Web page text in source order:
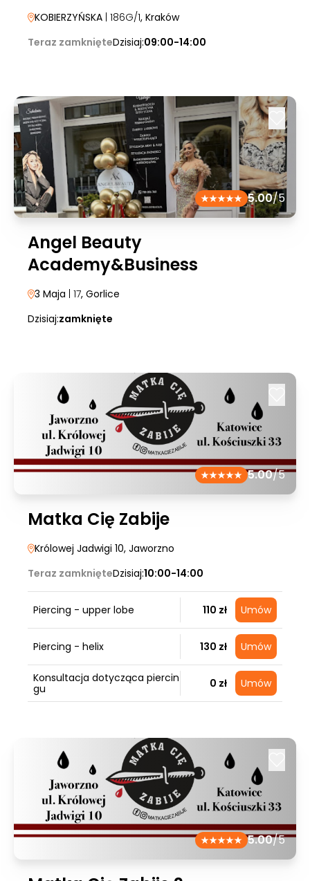
KOBIERZYŃSKA | 186G/1, Kraków
Teraz zamknięteDzisiaj:09:00-14:00
5.00/5
Angel Beauty
Academy&Business
3 Maja | 17, Gorlice
Dzisiaj:zamknięte
5.00/5
Matka Cię Zabije
Królowej Jadwigi 10, Jaworzno
Teraz zamknięteDzisiaj:10:00-14:00
Piercing - upper lobe 110 zł Umów
Piercing - helix 130 zł Umów
Konsultacja dotycząca piercin
gu
0 zł Umów
5.00/5